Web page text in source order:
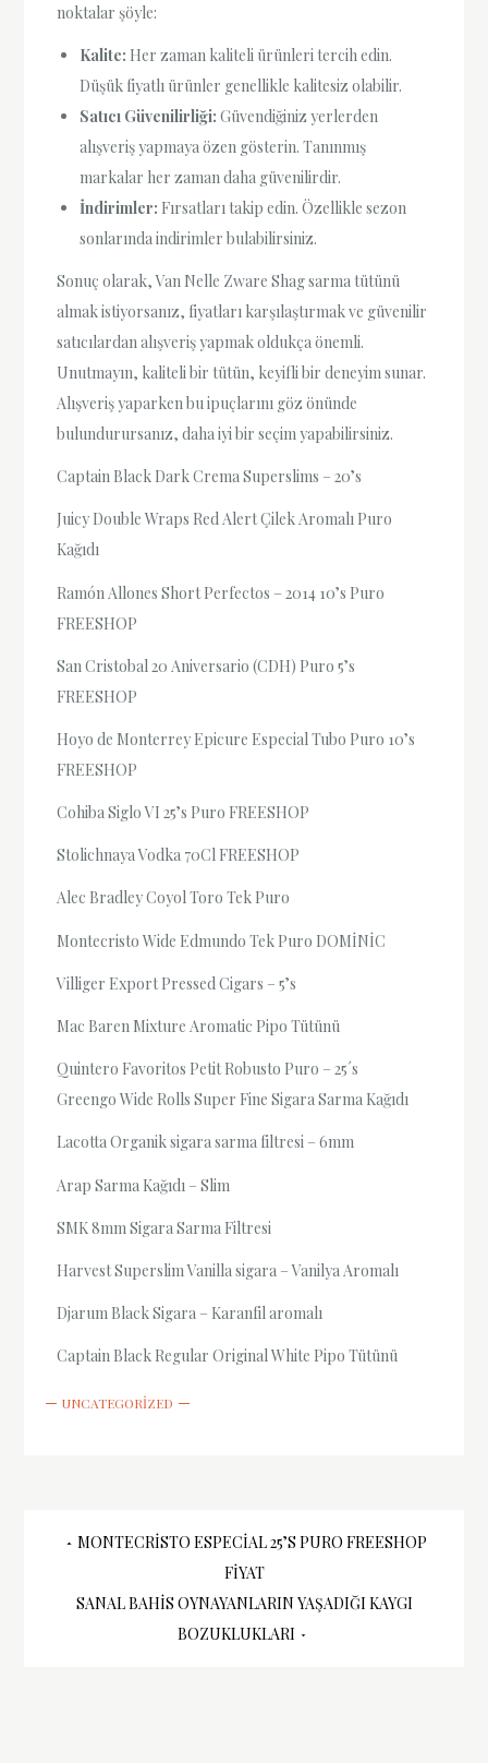
noktalar şöyle:
Kalite: Her zaman kaliteli ürünleri tercih edin.
Düşük fiyatlı ürünler genellikle kalitesiz olabilir.
Satıcı Güvenilirliği: Güvendiğiniz yerlerden
alışveriş yapmaya özen gösterin. Tanınmış
markalar her zaman daha güvenilirdir.
İndirimler: Fırsatları takip edin. Özellikle sezon
sonlarında indirimler bulabilirsiniz.
Sonuç olarak, Van Nelle Zware Shag sarma tütünü
almak istiyorsanız, fiyatları karşılaştırmak ve güvenilir
satıcılardan alışveriş yapmak oldukça önemli.
Unutmayın, kaliteli bir tütün, keyifli bir deneyim sunar.
Alışveriş yaparken bu ipuçlarını göz önünde
bulundurursanız, daha iyi bir seçim yapabilirsiniz.
Captain Black Dark Crema Superslims – 20’s
Juicy Double Wraps Red Alert Çilek Aromalı Puro
Kağıdı
Ramón Allones Short Perfectos – 2014 10’s Puro
FREESHOP
San Cristobal 20 Aniversario (CDH) Puro 5’s
FREESHOP
Hoyo de Monterrey Epicure Especial Tubo Puro 10’s
FREESHOP
Cohiba Siglo VI 25’s Puro FREESHOP
Stolichnaya Vodka 70Cl FREESHOP
Alec Bradley Coyol Toro Tek Puro
Montecristo Wide Edmundo Tek Puro DOMİNİC
Villiger Export Pressed Cigars – 5’s
Mac Baren Mixture Aromatic Pipo Tütünü
Quintero Favoritos Petit Robusto Puro – 25´s
Greengo Wide Rolls Super Fine Sigara Sarma Kağıdı
Lacotta Organik sigara sarma filtresi – 6mm
Arap Sarma Kağıdı – Slim
SMK 8mm Sigara Sarma Filtresi
Harvest Superslim Vanilla sigara – Vanilya Aromalı
Djarum Black Sigara – Karanfil aromalı
Captain Black Regular Original White Pipo Tütünü
UNCATEGORIZED
Yazı
gezinmesi
MONTECRISTO ESPECIAL 25’S PURO FREESHOP
FIYAT
SANAL BAHIS OYNAYANLARIN YAŞADIĞI KAYGI
BOZUKLUKLARI